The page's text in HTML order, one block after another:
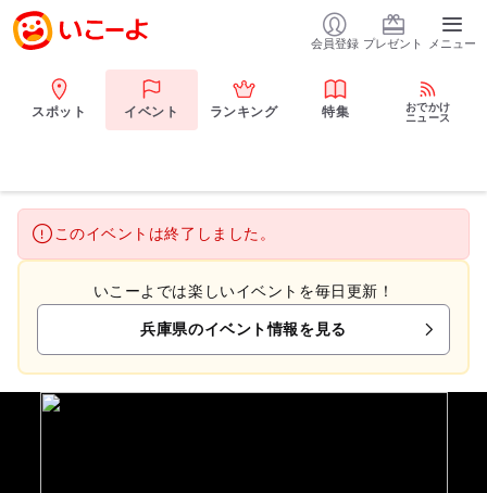
会員登録 プレゼント メニュー
スポット イベント ランキング 特集
おでかけ
ニュース
このイベントは終了しました。
いこーよでは楽しいイベントを毎日更新！
兵庫県のイベント情報を見る